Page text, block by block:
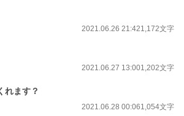
09:39
2021.06.26 21:421,172文字
2021.06.27 13:001,202文字
れます？
2021.06.28 00:061,054文字